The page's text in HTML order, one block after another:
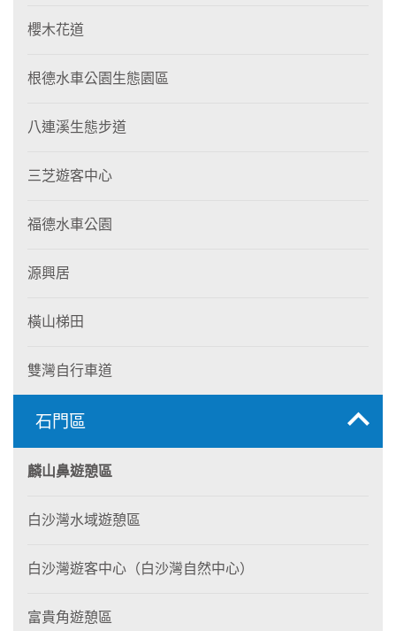
櫻木花道
根德水車公園生態園區
八連溪生態步道
三芝遊客中心
福德水車公園
源興居
橫山梯田
雙灣自行車道
石門區
麟山鼻遊憩區
白沙灣水域遊憩區
白沙灣遊客中心（白沙灣自然中心）
富貴角遊憩區